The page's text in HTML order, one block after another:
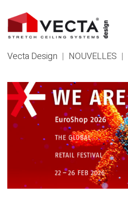
Vecta Design | NOUVELLES |